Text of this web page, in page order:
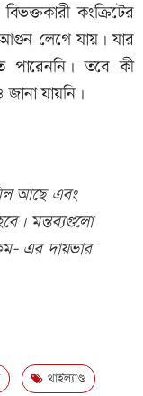
কংক্রিটের
আগুন লেগে যায়। যার
পারেননি। তবে কী
যায়নি।
আছে এবং
মন্তব্যগুলো
এর দায়ভার
থাইল্যাণ্ড